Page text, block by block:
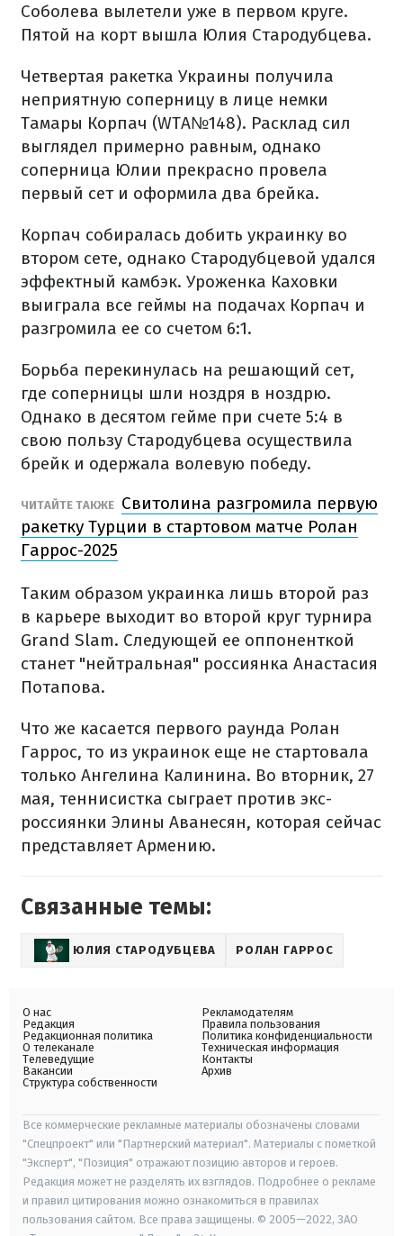
Соболева вылетели уже в первом круге.
Пятой на корт вышла Юлия Стародубцева.
Четвертая ракетка Украины получила
неприятную соперницу в лице немки
Тамары Корпач (WTA№148). Расклад сил
выглядел примерно равным, однако
соперница Юлии прекрасно провела
первый сет и оформила два брейка.
Корпач собиралась добить украинку во
втором сете, однако Стародубцевой удался
эффектный камбэк. Уроженка Каховки
выиграла все геймы на подачах Корпач и
разгромила ее со счетом 6:1.
Борьба перекинулась на решающий сет,
где соперницы шли ноздря в ноздрю.
Однако в десятом гейме при счете 5:4 в
свою пользу Стародубцева осуществила
брейк и одержала волевую победу.
ЧИТАЙТЕ ТАКЖЕ Свитолина разгромила первую
ракетку Турции в стартовом матче Ролан
Гаррос-2025
Таким образом украинка лишь второй раз
в карьере выходит во второй круг турнира
Grand Slam. Следующей ее оппоненткой
станет "нейтральная" россиянка Анастасия
Потапова.
Что же касается первого раунда Ролан
Гаррос, то из украинок еще не стартовала
только Ангелина Калинина. Во вторник, 27
мая, теннисистка сыграет против экс-
россиянки Элины Аванесян, которая сейчас
представляет Армению.
Связанные темы:
ЮЛИЯ СТАРОДУБЦЕВА РОЛАН ГАРРОС
О нас
Редакция
Редакционная политика
О телеканале
Телеведущие
Вакансии
Структура собственности
Рекламодателям
Правила пользования
Политика конфиденциальности
Техническая информация
Контакты
Архив
Все коммерческие рекламные материалы обозначены словами
"Спецпроект" или "Партнерский материал". Материалы с пометкой
"Эксперт", "Позиция" отражают позицию авторов и героев.
Редакция может не разделять их взглядов. Подробнее о рекламе
и правил цитирования можно ознакомиться в правилах
пользования сайтом. Все права защищены. © 2005—2022, ЗАО